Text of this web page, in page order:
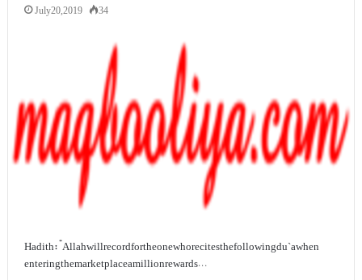
July 20, 2019 34
Hadith: “Allah will record for the one who recites the following du`a when
entering the market place a million rewards…